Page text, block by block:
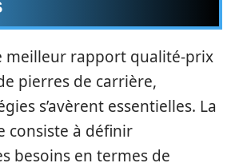
meilleur rapport qualité-prix
pierres de carrière,
s’avèrent essentielles. La
consiste à définir
besoins en termes de